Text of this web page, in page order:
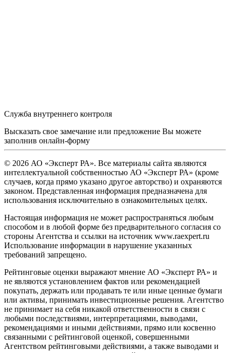
Служба внутреннего контроля
Высказать свое замечание или предложение Вы можете
заполнив онлайн-форму
© 2026 АО «Эксперт РА». Все материалы сайта являются
интеллектуальной собственностью АО «Эксперт РА» (кроме
случаев, когда прямо указано другое авторство) и охраняются
законом. Представленная информация предназначена для
использования исключительно в ознакомительных целях.
Настоящая информация не может распространяться любым
способом и в любой форме без предварительного согласия со
стороны Агентства и ссылки на источник www.raexpert.ru
Использование информации в нарушение указанных
требований запрещено.
Рейтинговые оценки выражают мнение АО «Эксперт РА» и
не являются установлением фактов или рекомендацией
покупать, держать или продавать те или иные ценные бумаги
или активы, принимать инвестиционные решения. Агентство
не принимает на себя никакой ответственности в связи с
любыми последствиями, интерпретациями, выводами,
рекомендациями и иными действиями, прямо или косвенно
связанными с рейтинговой оценкой, совершенными
Агентством рейтинговыми действиями, а также выводами и